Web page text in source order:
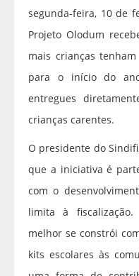
segunda-feira, 10 de
Projeto Olodum
mais crianças
para o início do
entregues
crianças carentes.
O presidente do
que a iniciativa é
com o
limita à
melhor se constrói
kits escolares às